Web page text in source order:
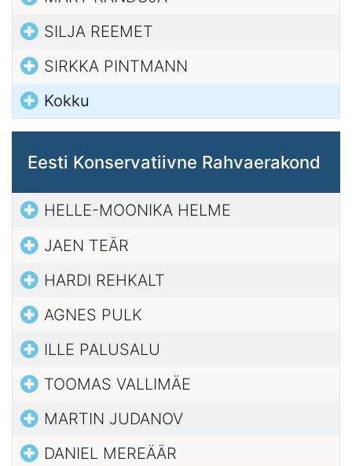
SILJA REEMET
SIRKKA PINTMANN
Kokku
Eesti Konservatiivne Rahvaerakond
HELLE-MOONIKA HELME
JAEN TEÄR
HARDI REHKALT
AGNES PULK
ILLE PALUSALU
TOOMAS VALLIMÄE
MARTIN JUDANOV
DANIEL MEREÄÄR